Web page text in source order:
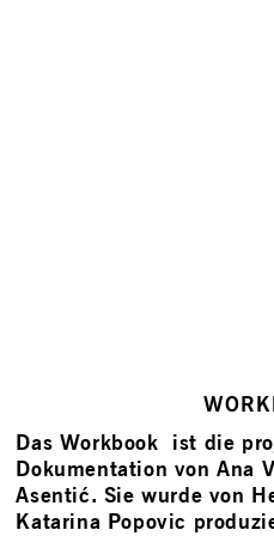
Das Workbook ist die
Dokumentation von Ana
Asentić. Sie wurde von
Katarina Popovic